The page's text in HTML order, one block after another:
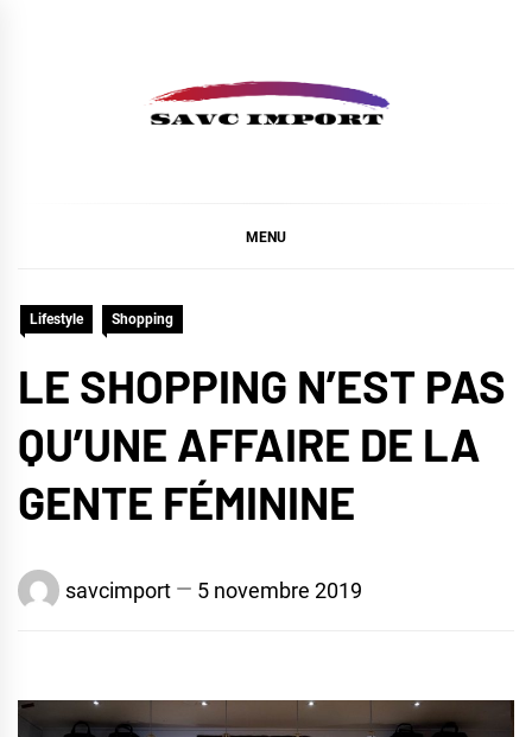
MENU
Lifestyle Shopping
LE SHOPPING N’EST PAS
QU’UNE AFFAIRE DE LA
GENTE FÉMININE
savcimport 5 novembre 2019